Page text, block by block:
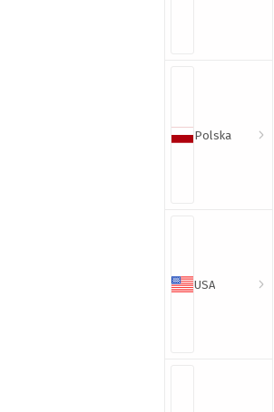
Polska
USA